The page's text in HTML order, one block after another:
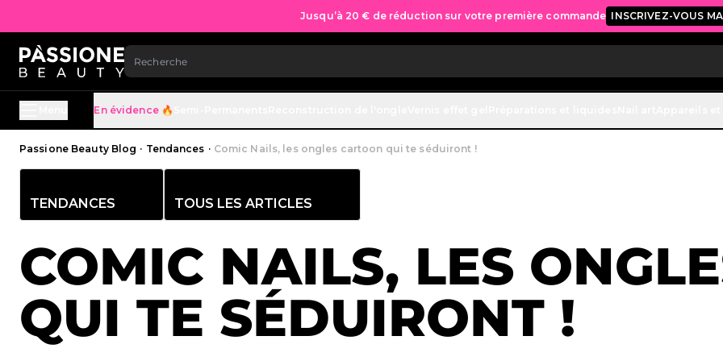
Jusqu’à 20 € de réduction sur votre première commande INSCRIVEZ-VOUS
ALLEZ AU CONTENU
En évidence 🔥
Fil d'Ariane
Passione Beauty Blog · Tendances · Comic Nails, les ongles cartoon qui te séduiront !
TENDANCES TOUS LES ARTICLES
COMIC NAILS, LES
QUI TE SÉDUIRONT !